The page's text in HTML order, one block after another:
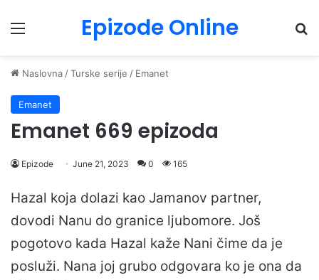
Menu Epizode Online
Naslovna /Turske serije / Emanet
Emanet
Emanet 669 epizoda
Epizode June 21, 2023 0 165
Hazal koja dolazi kao Jamanov partner,
dovodi Nanu do granice ljubomore. Još
pogotovo kada Hazal kaže Nani čime da je
posluži. Nana joj grubo odgovara ko je ona da